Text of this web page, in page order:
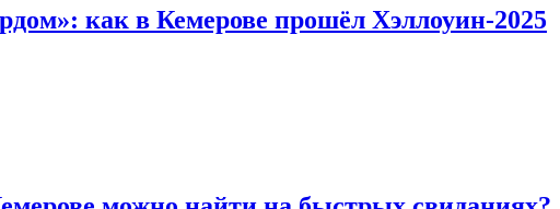
как в Кемерове прошёл Хэллоуин-2025